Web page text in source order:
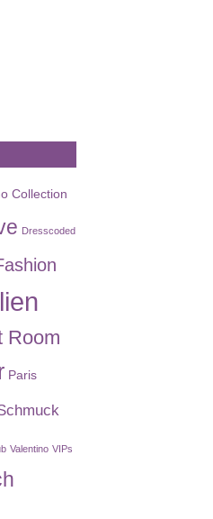
Collection
Dresscoded
Room
Paris
Valentino VIPs